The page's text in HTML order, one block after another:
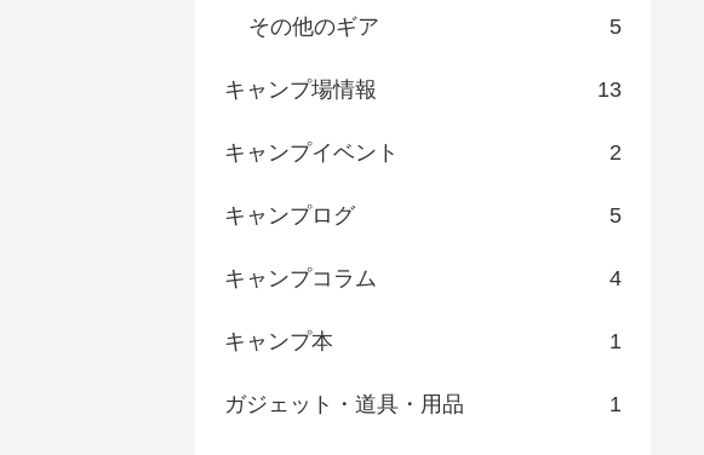
その他のギア 5
キャンプ場情報 13
キャンプイベント 2
キャンプログ 5
キャンプコラム 4
キャンプ本 1
ガジェット・道具・用品 1